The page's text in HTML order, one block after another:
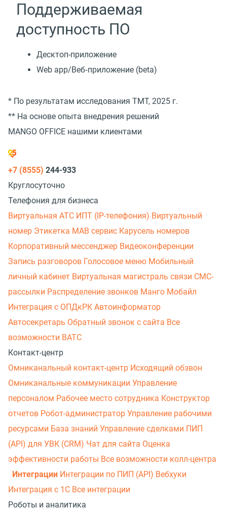
Поддерживаемая
доступность ПО
Десктоп-приложение
Web app/Веб‑приложение (beta)
* По результатам исследования TMT, 2025 г.
** На основе опыта внедрения решений
MANGO OFFICE нашими клиентами
+7 (8555) 244-933
Круглосуточно
Телефония для бизнеса
Виртуальная АТС ИПТ (IP-телефония) Виртуальный
номер Этикетка МАВ сервис Карусель номеров
Корпоративный мессенджер Видеоконференции
Запись разговоров Голосовое меню Мобильный
личный кабинет Виртуальная магистраль связи СМС-
рассылки Распределение звонков Манго Мобайл
Интеграция с ОПДкРК Автоинформатор
Автосекретарь Обратный звонок с сайта Все
возможности ВАТС
Контакт-центр
Омниканальный контакт-центр Исходящий обзвон
Омниканальные коммуникации Управление
персоналом Рабочее место сотрудника Конструктор
отчетов Робот-администратор Управление рабочими
ресурсами База знаний Управление сделками ПИП
(API) для УВК (CRM) Чат для сайта Оценка
эффективности работы Все возможности колл-центра
Интеграции Интеграции по ПИП (API) Вебхуки
Интеграция с 1С Все интеграции
Роботы и аналитика